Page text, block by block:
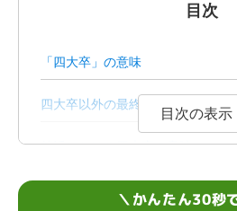
目次
「四大卒」の意味
四大卒以外の最終学歴
就活における四大卒の意味
目次の表示
＼かんたん30秒